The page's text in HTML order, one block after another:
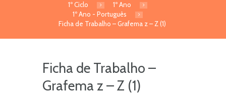
1º Ciclo
1º Ano
1º Ano - Português
Ficha de Trabalho – Grafema z – Z (1)
Ficha de Trabalho –
Grafema z – Z (1)